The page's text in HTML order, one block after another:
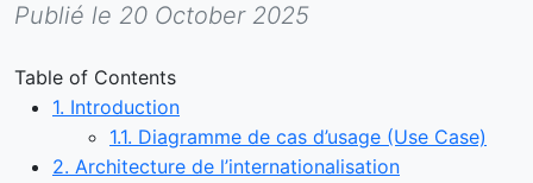
Publié le 20 October 2025
Table of Contents
1. Introduction
1.1. Diagramme de cas d’usage (Use Case)
2. Architecture de l’internationalisation